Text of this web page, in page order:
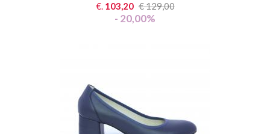
€.103,20 €129,00
- 20,00%